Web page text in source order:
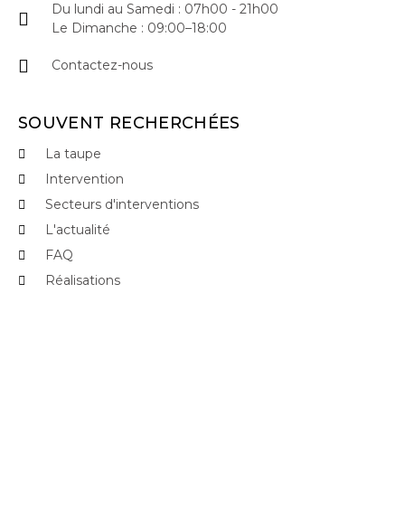
Du lundi au Samedi : 07h00 - 21h00
Le Dimanche : 09:00–18:00
Contactez-nous
SOUVENT RECHERCHÉES
La taupe
Intervention
Secteurs d'interventions
L'actualité
FAQ
Réalisations